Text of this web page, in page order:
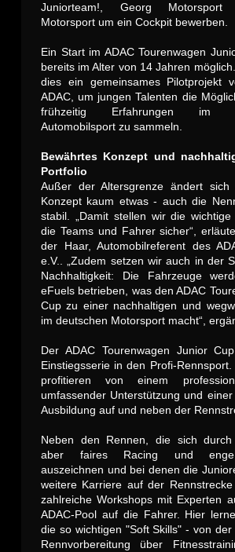
Juniorteam!, Georg
Motorsport um ein Cockpit bewerben.
Ein Start im ADAC Tourenwagen
bereits im Alter von 14 Jahren
dies ein gemeinsames Pilotprojekt
ADAC, um jungen Talenten die
frühzeitig Erfahrungen im
Automobilsport zu sammeln.
Bewährtes Konzept und
Portfolio
Außer der Altersgrenze ändert sich
Konzept kaum etwas - auch die
stabil. „Damit stellen wir die
die Teams und Fahrer sicher“,
der Haar, Automobilreferent des
e.V.. „Zudem setzen wir auch in der
Nachhaltigkeit: Die Fahrzeuge
eFuels betrieben, was den ADAC
Cup zu einer nachhaltigen und
im deutschen Motorsport macht“,
Der ADAC Tourenwagen Junior
Einstiegsserie in den Profi-
profitieren von einem
umfassender Unterstützung und
Ausbildung auf und neben der
Neben den Rennen, die sich durch
aber faires Racing und enge
auszeichnen und bei denen die
weitere Karriere auf der
zahlreiche Workshops mit Experten
ADAC-Pool auf die Fahrer. Hier
die so wichtigen "Soft Skills" - von der
Rennvorbereitung über